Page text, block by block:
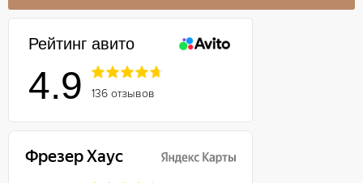
Рейтинг авито
4.9 136 отзывов